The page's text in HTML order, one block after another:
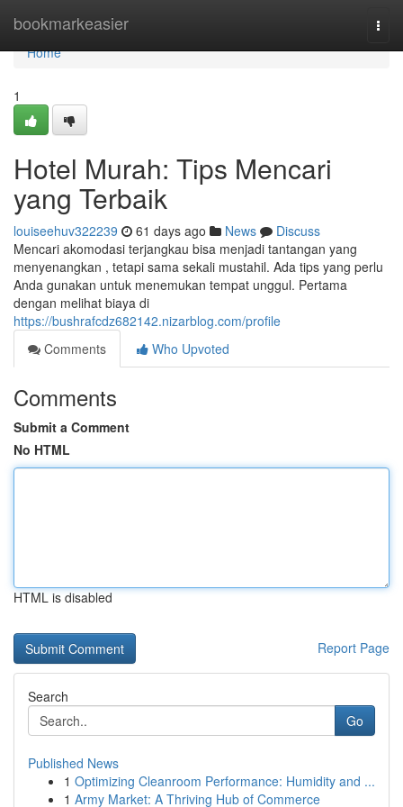
bookmarkeasier
Home
Home
1
Hotel Murah: Tips Mencari
yang Terbaik
louiseehuv322239 61 days ago News
Discuss
Mencari akomodasi terjangkau bisa menjadi tantangan yang
menyenangkan , tetapi sama sekali mustahil. Ada tips yang perlu
Anda gunakan untuk menemukan tempat unggul. Pertama
dengan melihat biaya di
https://bushrafcdz682142.nizarblog.com/profile
Comments
Who Upvoted
Comments
Submit a Comment
No HTML
HTML is disabled
Report Page
Search
Go
Published News
1 Optimizing Cleanroom Performance: Humidity and ...
1 Army Market: A Thriving Hub of Commerce